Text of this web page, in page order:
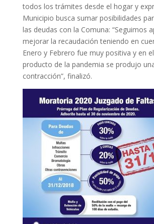
todos los trámites desde el hogar y
Municipio busca sumar posibilidades
las deudas con la Comuna: “Seguimos
mejorar la recaudación teniendo en
Enero y Febrero fue muy positiva y en
producto de la pandemia se produjo
contracción”, finalizó.